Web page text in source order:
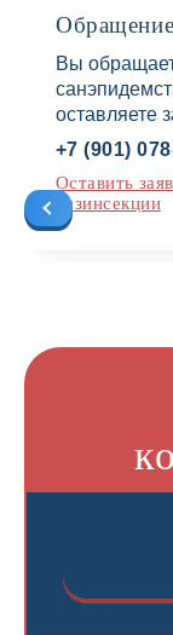
Обращение
Вы
оставляете
+7 (901)
Оставить
дезинсекции